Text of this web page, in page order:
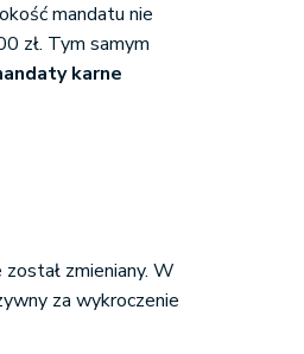
mandatu nie
zł. Tym samym
karne
zmieniany. W
za wykroczenie